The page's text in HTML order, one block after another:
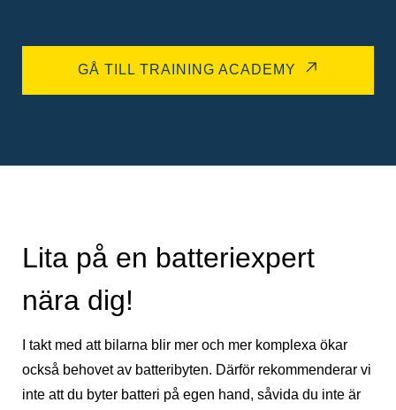
GÅ TILL TRAINING ACADEMY
Lita på en batteriexpert
nära dig!
I takt med att bilarna blir mer och mer komplexa ökar
också behovet av batteribyten. Därför rekommenderar vi
inte att du byter batteri på egen hand, såvida du inte är